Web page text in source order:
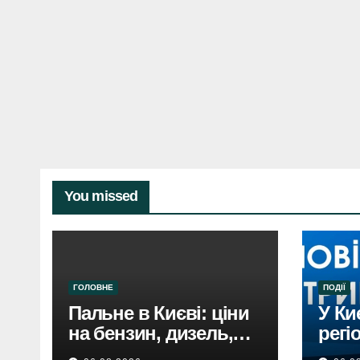
You missed
ГОЛОВНЕ
Пальне в Києві: ціни
на бензин, дизель,
газ 5 серпня. Не
ПОДІЇ
У